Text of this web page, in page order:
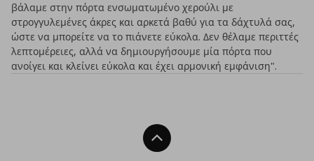
βάλαμε στην πόρτα ενσωματωμένο χερούλι με
στρογγυλεμένες άκρες και αρκετά βαθύ για τα δάχτυλά σας,
ώστε να μπορείτε να το πιάνετε εύκολα. Δεν θέλαμε περιττές
λεπτομέρειες, αλλά να δημιουργήσουμε μία πόρτα που
ανοίγει και κλείνει εύκολα και έχει αρμονική εμφάνιση".
Back To Top